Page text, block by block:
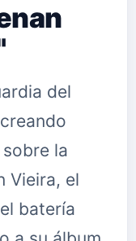
del
la
Vieira, el
batería